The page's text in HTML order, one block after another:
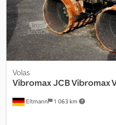
Eltmann 1 063 km
Volas
VibromaxJCB Vibromax